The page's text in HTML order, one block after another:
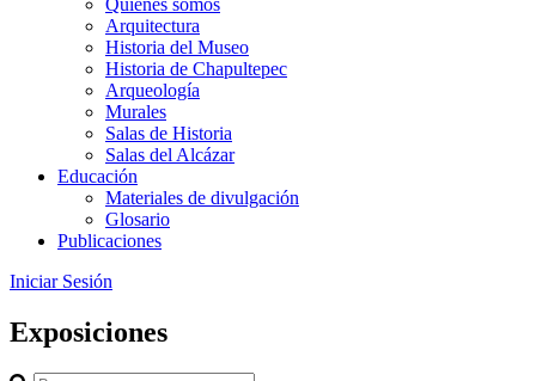
Quiénes somos
Arquitectura
Historia del Museo
Historia de Chapultepec
Arqueología
Murales
Salas de Historia
Salas del Alcázar
Educación
Materiales de divulgación
Glosario
Publicaciones
Iniciar Sesión
Exposiciones